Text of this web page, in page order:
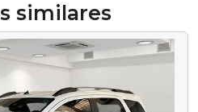
similares